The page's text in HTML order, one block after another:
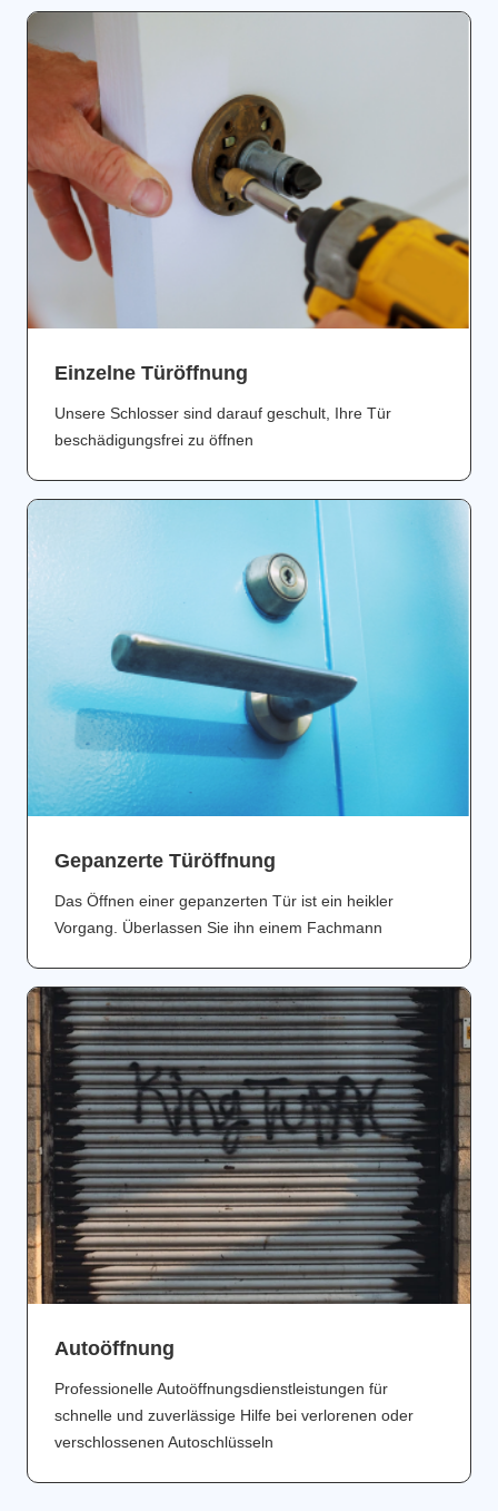
Einzelne Türöffnung
Unsere Schlosser sind darauf geschult, Ihre Tür
beschädigungsfrei zu öffnen
Gepanzerte Türöffnung
Das Öffnen einer gepanzerten Tür ist ein heikler
Vorgang. Überlassen Sie ihn einem Fachmann
Аutoöffnung
Professionelle Autoöffnungsdienstleistungen für
schnelle und zuverlässige Hilfe bei verlorenen oder
verschlossenen Autoschlüsseln